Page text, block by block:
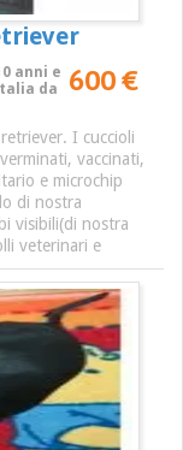
600 €
anni e
da
I cuccioli
vaccinati,
e microchip
di nostra
visibili(di nostra
veterinari e